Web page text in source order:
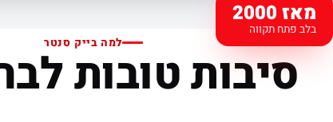
מאז 2000
בלב פתח תקווה
למה בייק סנטר
סיבות טובות